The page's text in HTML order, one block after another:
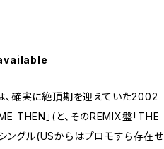
、確実に絶頂期を迎えていた2002
THEN」(と、そのREMIX盤「THE
ングル(USからはプロモすら存在せ